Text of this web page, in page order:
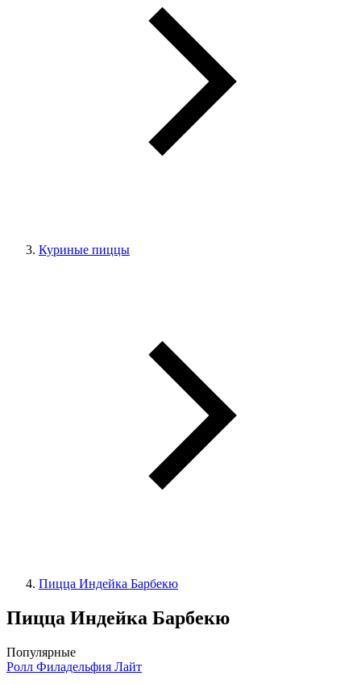
Куриные пиццы
Пицца Индейка Барбекю
Пицца Индейка Барбекю
Популярные
Ролл Филадельфия Лайт